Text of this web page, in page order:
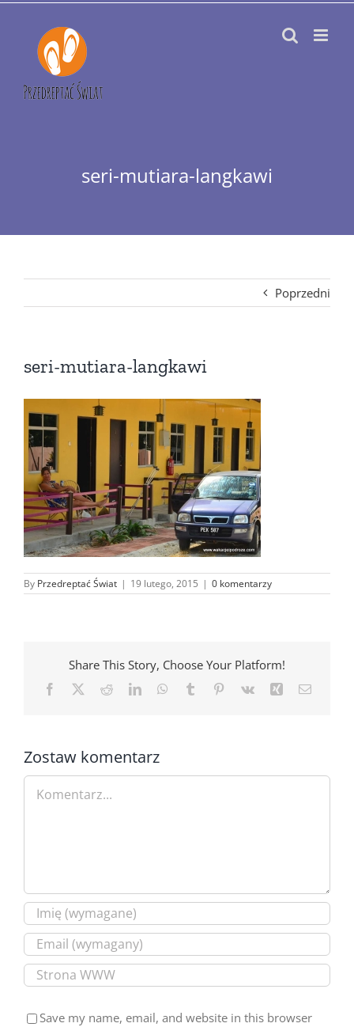
Przejdź
zawartości
seri-mutiara-langkawi
Poprzedni
seri-mutiara-langkawi
By Przedreptać Świat | 19 lutego, 2015 | 0 komentarzy
Share This Story, Choose Your Platform!
Facebook RedditLinkedInWhatsApp
Tumblr Pinterest
Vk Xing Email
Zostaw komentarz
Comment
Save my name, email, and website in this browser